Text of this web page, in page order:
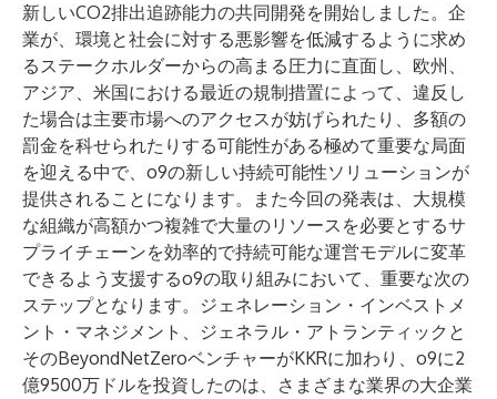
新しいCO2排出追跡能力の共同開発を開始しました。企
業が、環境と社会に対する悪影響を低減するように求め
るステークホルダーからの高まる圧力に直面し、欧州、
アジア、米国における最近の規制措置によって、違反し
た場合は主要市場へのアクセスが妨げられたり、多額の
罰金を科せられたりする可能性がある極めて重要な局面
を迎える中で、o9の新しい持続可能性ソリューションが
提供されることになります。また今回の発表は、大規模
な組織が高額かつ複雑で大量のリソースを必要とするサ
プライチェーンを効率的で持続可能な運営モデルに変革
できるよう支援するo9の取り組みにおいて、重要な次の
ステップとなります。ジェネレーション・インベストメ
ント・マネジメント、ジェネラル・アトランティックと
そのBeyondNetZeroベンチャーがKKRに加わり、o9に2
億9500万ドルを投資 したのは、さまざまな業界の大企業